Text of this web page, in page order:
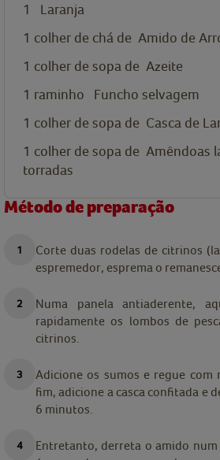
1
Laranja
1 colher de chá de Amido de
1 colher de sopa de Azeite
1 raminho
Funcho selvagem
1 colher de sopa de Casca de
1 colher de sopa de Amêndoas
torradas
Método de preparação
Corte duas rodelas de citrinos
espremedor, esprema o
Numa panela antiaderente,
rapidamente os lombos de
citrinos.
Adicione os sumos e regue com
fim, adicione a casca confitada e
6 minutos.
Entretanto, derreta o amido